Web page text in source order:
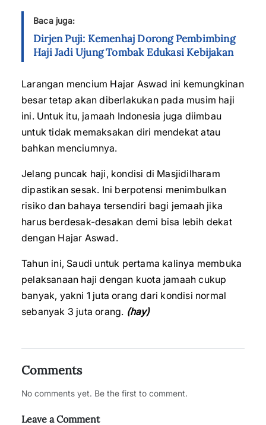
Baca juga:
Dirjen Puji: Kemenhaj Dorong Pembimbing
Haji Jadi Ujung Tombak Edukasi Kebijakan
Larangan mencium Hajar Aswad ini kemungkinan
besar tetap akan diberlakukan pada musim haji
ini. Untuk itu, jamaah Indonesia juga diimbau
untuk tidak memaksakan diri mendekat atau
bahkan menciumnya.
Jelang puncak haji, kondisi di Masjidilharam
dipastikan sesak. Ini berpotensi menimbulkan
risiko dan bahaya tersendiri bagi jemaah jika
harus berdesak-desakan demi bisa lebih dekat
dengan Hajar Aswad.
Tahun ini, Saudi untuk pertama kalinya membuka
pelaksanaan haji dengan kuota jamaah cukup
banyak, yakni 1 juta orang dari kondisi normal
sebanyak 3 juta orang. (hay)
Comments
No comments yet. Be the first to comment.
Leave a Comment